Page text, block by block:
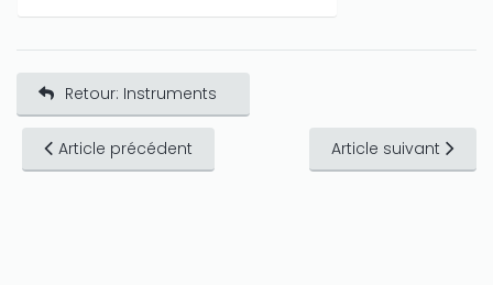
Retour: Instruments
Article précédent Article suivant